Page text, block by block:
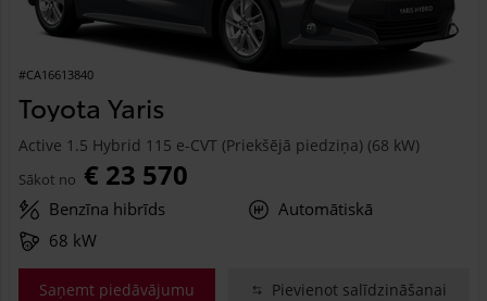
#CA16613840
Toyota Yaris
Active 1.5 Hybrid 115 e-CVT (Priekšējā piedziņa) (68 kW)
Sākot no € 23 570
Benzīna hibrīds
Automātiskā
68 kW
Saņemt piedāvājumu Pievienot salīdzināšanai